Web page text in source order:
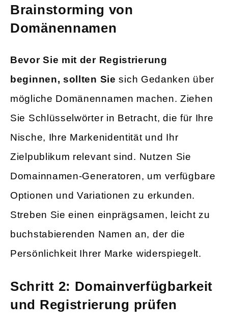
Brainstorming von
Domänennamen
Bevor Sie mit der Registrierung
beginnen, sollten Sie sich Gedanken über
mögliche Domänennamen machen. Ziehen
Sie Schlüsselwörter in Betracht, die für Ihre
Nische, Ihre Markenidentität und Ihr
Zielpublikum relevant sind. Nutzen Sie
Domainnamen-Generatoren, um verfügbare
Optionen und Variationen zu erkunden.
Streben Sie einen einprägsamen, leicht zu
buchstabierenden Namen an, der die
Persönlichkeit Ihrer Marke widerspiegelt.
Schritt 2: Domainverfügbarkeit
und Registrierung prüfen